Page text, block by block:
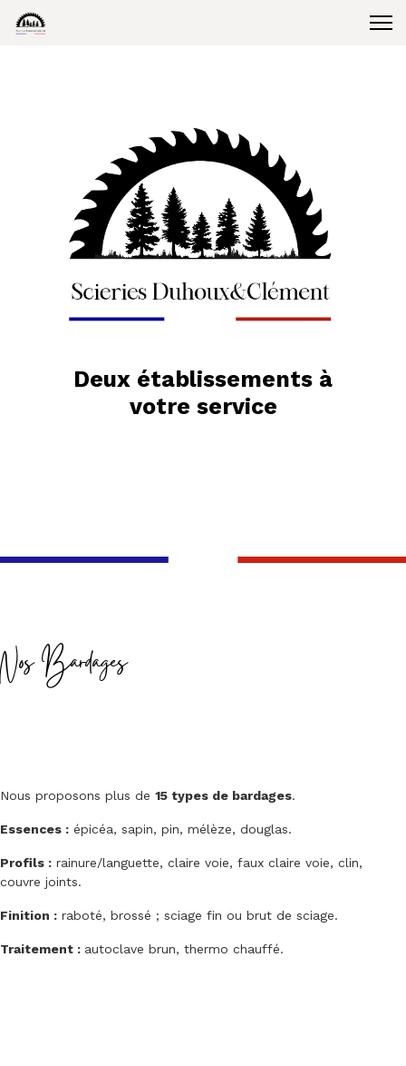
Deux établissements à
votre service
Nos Bardages
Nous proposons plus de 15 types de bardages.
Essences : épicéa, sapin, pin, mélèze, douglas.
Profils : rainure/languette, claire voie, faux claire voie, clin,
couvre joints.
Finition : raboté, brossé ; sciage fin ou brut de sciage.
Traitement : autoclave brun, thermo chauffé.